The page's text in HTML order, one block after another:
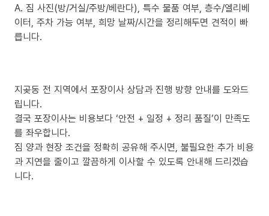
A. 짐 사진(방/거실/주방/베란다), 특수 물품 여부, 층수/엘리베
이터, 주차 가능 여부, 희망 날짜/시간을 정리해두면 견적이 빠
릅니다.
지곶동 전 지역에서 포장이사 상담과 진행 방향 안내를 도와드
립니다.
결국 포장이사는 비용보다 ‘안전 + 일정 + 정리 품질’이 만족도
를 좌우합니다.
짐 양과 현장 조건을 정확히 공유해 주시면, 불필요한 추가 비용
과 지연을 줄이고 깔끔하게 이사할 수 있도록 안내해 드리겠습
니다.